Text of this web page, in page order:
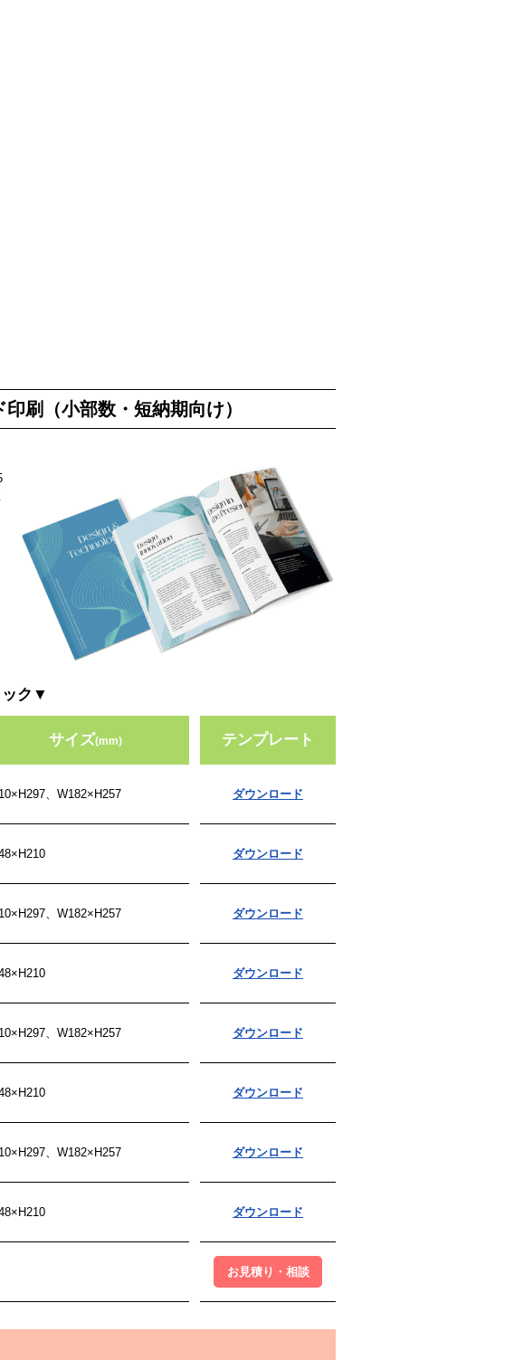
刷（小部数・短納期向け）
ック▼
サイズ(mm) テンプレート
、W182×H257 ダウンロード
ダウンロード
、W182×H257 ダウンロード
ダウンロード
、W182×H257 ダウンロード
ダウンロード
、W182×H257 ダウンロード
ダウンロード
お見積り・相談